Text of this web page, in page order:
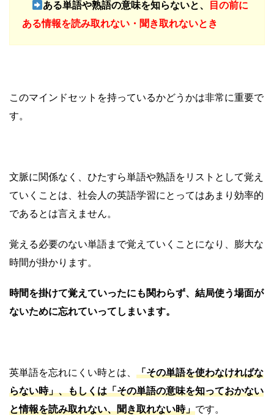
ある単語や熟語の意味を知らないと、 目の前に
ある情報を読み取れない・聞き取れないとき
このマインドセットを持っているかどうかは非常に重要で
す。
文脈に関係なく、ひたすら単語や熟語をリストとして覚え
ていくことは、社会人の英語学習にとってはあまり効率的
であるとは言えません。
覚える必要のない単語まで覚えていくことになり、膨大な
時間が掛かります。
時間を掛けて覚えていったにも関わらず、結局使う場面が
ないために忘れていってしまいます。
英単語を忘れにくい時とは、 「その単語を使わなければな
らない時」、もしくは「その単語の意味を知っておかない
と情報を読み取れない、聞き取れない時」です。